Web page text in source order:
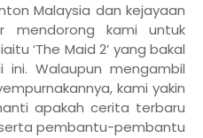
Malaysia dan kejayaan
mendorong kami untuk
‘The Maid 2’ yang bakal
Walaupun mengambil
kami yakin
apakah cerita terbaru
pembantu-pembantu